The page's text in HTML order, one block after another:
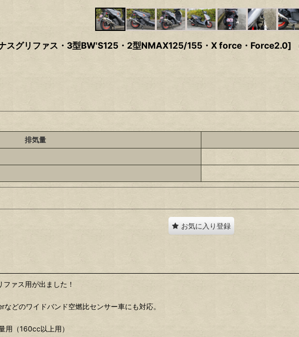
スグリファス・3型BW'S125・2型NMAX125/155・X force・Force2.0]
排気量
お気に入り登録
ァス用が出ました！
どのワイドバンド空燃比センサー車にも対応。
（160cc以上用）